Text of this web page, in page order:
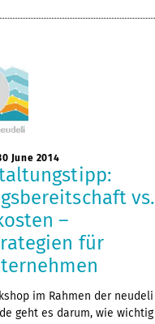
June 2014
vs.
–
für
im Rahmen der neudeli
geht es darum, wie wichtig